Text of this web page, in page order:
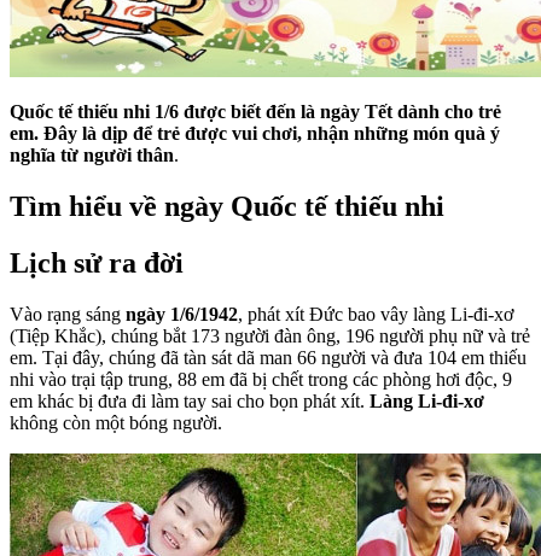
Quốc tế thiếu nhi 1/6 được biết đến là ngày Tết dành cho trẻ
em. Đây là dịp để trẻ được vui chơi, nhận những món quà ý
nghĩa từ người thân.
Tìm hiểu về ngày Quốc tế thiếu nhi
Lịch sử ra đời
Vào rạng sáng ngày 1/6/1942, phát xít Đức bao vây làng Li-đi-xơ
(Tiệp Khắc), chúng bắt 173 người đàn ông, 196 người phụ nữ và trẻ
em. Tại đây, chúng đã tàn sát dã man 66 người và đưa 104 em thiếu
nhi vào trại tập trung, 88 em đã bị chết trong các phòng hơi độc, 9
em khác bị đưa đi làm tay sai cho bọn phát xít. Làng Li-đi-xơ
không còn một bóng người.